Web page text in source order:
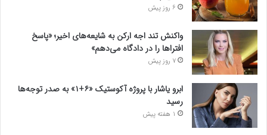
6 روز پیش
واکنش تند اجه ارکن به شایعه‌های اخیر؛ «پاسخ
افتراها را در دادگاه می‌دهم»
7 روز پیش
ابرو یاشار با پروژه آکوستیک «۶+۱» به صدر توجه‌ها
رسید
1 هفته پیش